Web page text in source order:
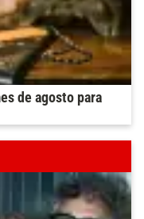
de agosto para